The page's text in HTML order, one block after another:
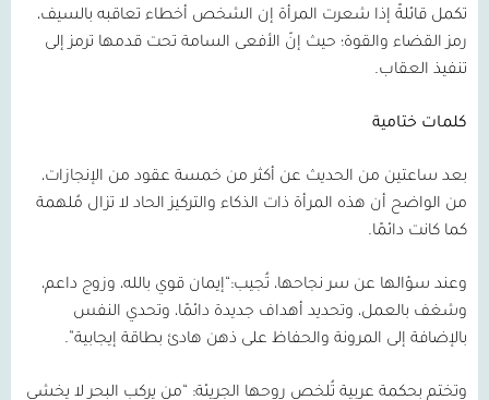
تكمل قائلةً إذا شعرت المرأة إن الشخص أخطاء تعاقبه بالسيف،
رمز القضاء والقوة؛ حيث إنّ الأفعى السامة تحت قدمها ترمز إلى
تنفيذ العقاب.
كلمات ختامية
بعد ساعتين من الحديث عن أكثر من خمسة عقود من الإنجازات،
من الواضح أن هذه المرأة ذات الذكاء والتركيز الحاد لا تزال مُلهمة
كما كانت دائمًا.
وعند سؤالها عن سر نجاحها، تُجيب:“إيمان قوي بالله، وزوج داعم،
وشغف بالعمل، وتحديد أهداف جديدة دائمًا، وتحدي النفس
بالإضافة إلى المرونة والحفاظ على ذهن هادئ بطاقة إيجابية”.
وتختم بحكمة عربية تُلخص روحها الجريئة: “من يركب البحر لا يخشى